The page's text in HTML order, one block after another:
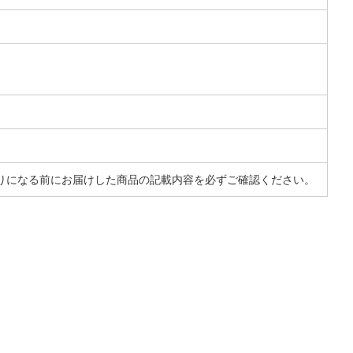
なる前にお届けした商品の記載内容を必ずご確認ください。